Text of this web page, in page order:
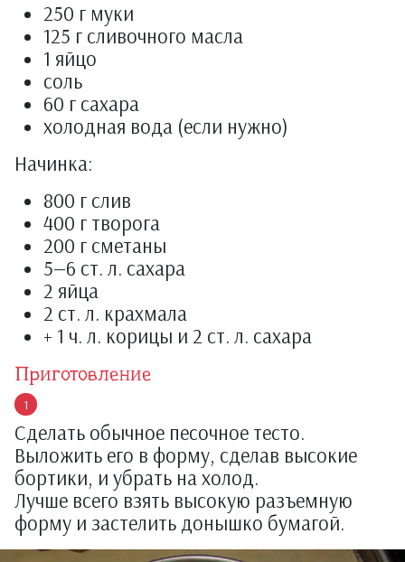
250 г муки
125 г сливочного масла
1 яйцо
соль
60 г сахара
холодная вода (если нужно)
Начинка:
800 г слив
400 г творога
200 г сметаны
5—6 ст. л. сахара
2 яйца
2 ст. л. крахмала
+ 1 ч. л. корицы и 2 ст. л. сахара
Приготовление
Сделать обычное песочное тесто.
Выложить его в форму, сделав высокие
бортики, и убрать на холод.
Лучше всего взять высокую разъемную
форму и застелить донышко бумагой.